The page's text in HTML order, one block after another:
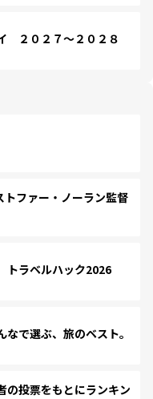
２０２７～２０２８
ファー・ノーラン監督
ラベルハック2026
で選ぶ、旅のベスト。
投票をもとにランキン